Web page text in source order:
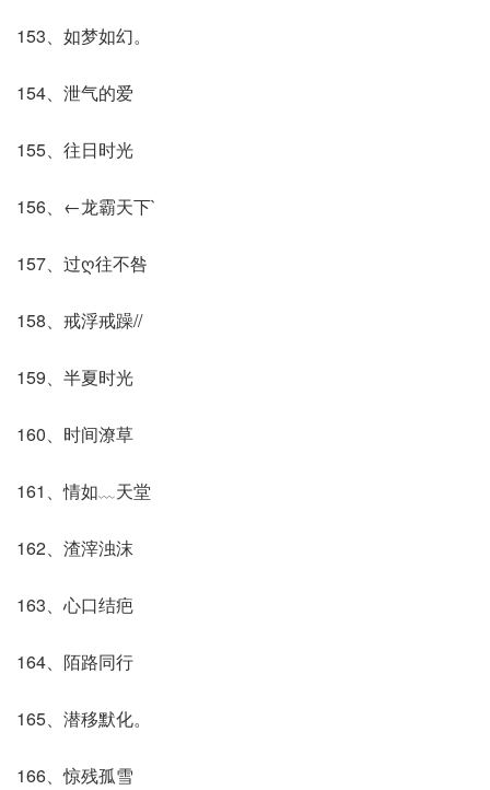
153、如梦如幻。
154、泄气的爱
155、往日时光
156、←龙霸天下`
157、过ღ往不咎
158、戒浮戒躁//
159、半夏时光
160、时间潦草
161、情如﹏天堂
162、渣滓浊沫
163、心口结疤
164、陌路同行
165、潜移默化。
166、惊残孤雪